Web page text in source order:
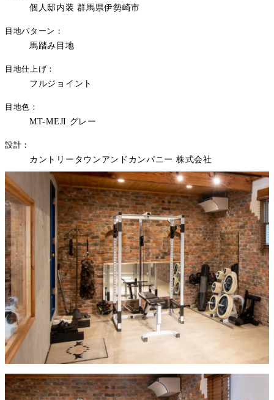
個人邸内装 群馬県伊勢崎市
目地パターン
馬踏み目地
目地仕上げ
フルジョイント
目地色
MT-MEJI グレー
設計
カントリータウンアンドカンパニー 株式会社